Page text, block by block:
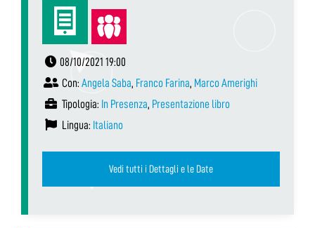
08/10/2021 19:00
Con: Angela Saba, Franco Farina, Marco Amerighi
Tipologia: In Presenza, Presentazione libro
Lingua: Italiano
Vedi tutti i Dettagli e le Date